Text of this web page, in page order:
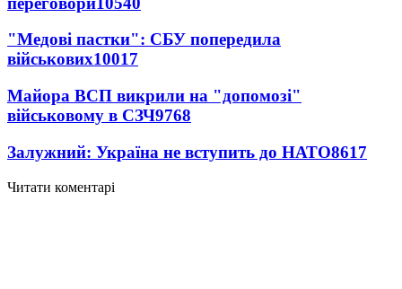
"Медові пастки": СБУ попередила
військових10017
Майора ВСП викрили на "допомозі"
військовому в СЗЧ9768
Залужний: Україна не вступить до НАТО8617
Читати коментарі